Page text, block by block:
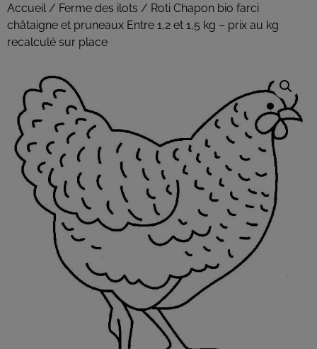
Accueil/ Ferme des ilots / Roti Chapon bio farci
châtaigne et pruneaux Entre 1,2 et 1,5 kg – prix au kg
recalculé sur place